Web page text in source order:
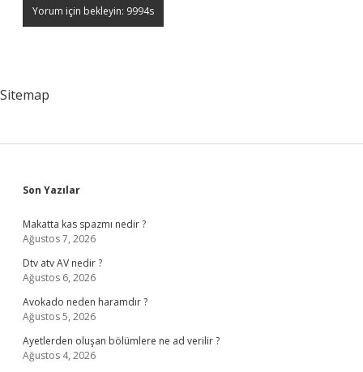
Sitemap
Sidebar
Son Yazılar
Makatta kas spazmı nedir ?
Ağustos 7, 2026
Dtv atv AV nedir ?
Ağustos 6, 2026
Avokado neden haramdır ?
Ağustos 5, 2026
Ayetlerden oluşan bölümlere ne ad verilir ?
Ağustos 4, 2026